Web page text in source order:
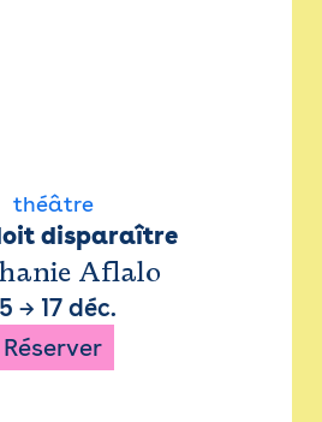
théâtre
disparaître
Aflalo
→ 17 déc.
Réserver